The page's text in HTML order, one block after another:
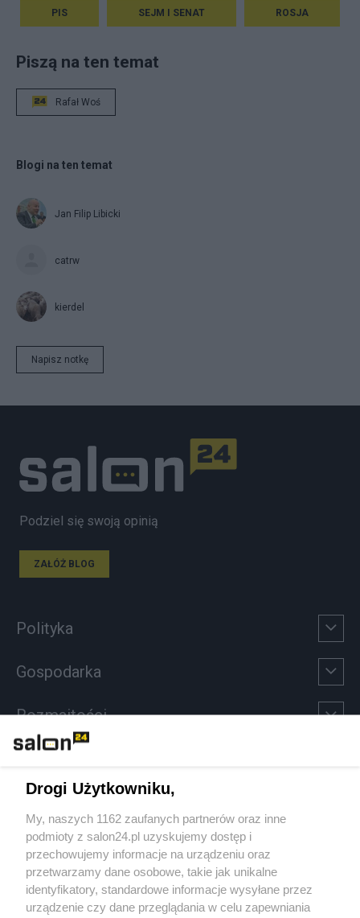
PIS SEJM I SENAT ROSJA
Piszą na ten temat
Rafał Woś
Blogi na ten temat
Jan Filip Libicki
catrw
kierdel
Napisz notkę
Podziel się swoją opinią
ZAŁÓŻ BLOG
Polityka
Gospodarka
Rozmaitości
Sport
Społeczeństwo
Kultura
Drogi Użytkowniku,
My, naszych 1162 zaufanych partnerów oraz inne
podmioty z salon24.pl uzyskujemy dostęp i
przechowujemy informacje na urządzeniu oraz
przetwarzamy dane osobowe, takie jak unikalne
identyfikatory, standardowe informacje wysyłane przez
urządzenie czy dane przeglądania w celu zapewniania